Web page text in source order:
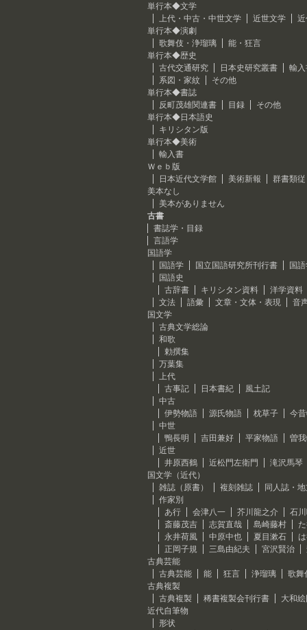
単行本◆文学
上代・中古・中世文学
近世文学
単行本◆演劇
歌舞伎・浄瑠璃
能・狂言
単行本◆歴史
古代交通研究
日本史研究叢書
輸
系図・家紋
その他
単行本◆書誌
反町茂雄関連書
目録
その他
単行本◆日本語史
キリシタン版
単行本◆美術
輸入書
Ｗｅｂ版
日本近代文学館
美術新報
群書類
美本なし
美本がありません
古書
書誌学・目録
言語学
国語学
国語学
国立国語研究所刊行書
国
国語史
古辞書
キリシタン資料
洋学資料
文法
語彙 文章・文体・表現
音
国文学
古典文学総論
和歌
勅撰集
万葉集
上代
古事記
日本書紀
風土記
中古
伊勢物語
源氏物語 枕草子
今
中世
鴨長明
吉田兼好 平家物語
曽
近世
井原西鶴
近松門左衛門
滝沢馬琴
国文学（近代）
雑誌（原書）
複刻雑誌
同人誌・
作家別
あ行
会津八一 芥川龍之介
石
斎藤茂吉
志賀直哉 島崎藤村
永井荷風
中原中也 夏目漱石
正岡子規
三島由紀夫 宮沢賢治
古典芸能
古典芸能
能 狂言 浄瑠璃
歌舞
古典複製
古典複製
稀書複製会刊行書
大和
近代自筆物
形状